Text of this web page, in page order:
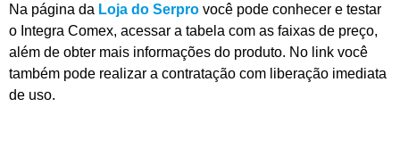
Na página da Loja do Serpro você pode conhecer e testar
o Integra Comex, acessar a tabela com as faixas de preço,
além de obter mais informações do produto. No link você
também pode realizar a contratação com liberação imediata
de uso.